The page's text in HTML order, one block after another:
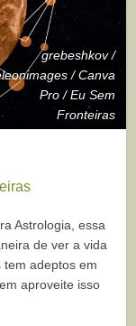
grebeshkov /
/ Canva
Pro / Eu Sem
Fronteiras
Astrologia, essa
de ver a vida
adeptos em
aproveite isso